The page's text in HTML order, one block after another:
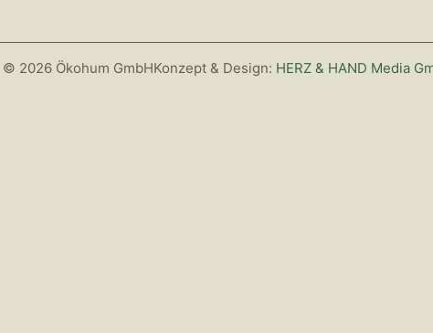
© 2026 Ökohum GmbHKonzept & Design: HERZ & HAND Media